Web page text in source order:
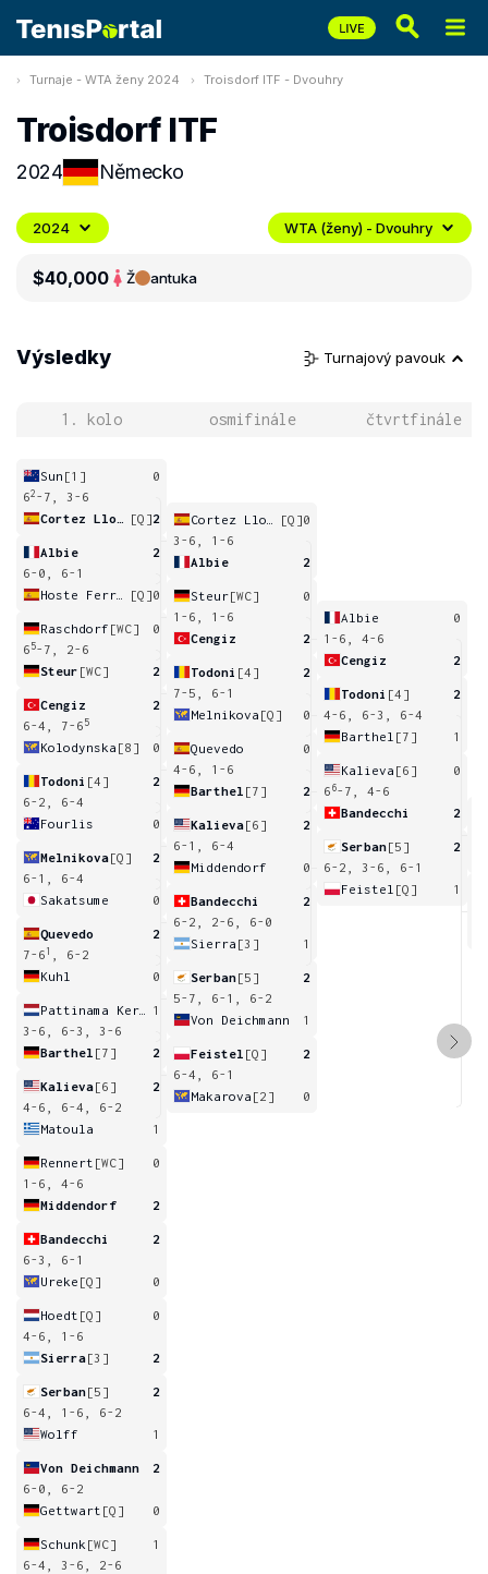
Turnaje - WTA ženy 2024 Troisdorf ITF - Dvouhry
Troisdorf ITF
2024 Německo
2024 WTA (ženy) - Dvouhry
$40,000 Ž antuka
Výsledky Turnajový pavouk
1. kolo osmifinále čtvrtfinále
Sun [1]
0
62 -7, 3-6
[Q]2
Albie
2
6-0, 6-1
[Q]0
Raschdorf [WC]
0
6 5-7, 2-6
Steur [WC] 2
Cengiz
2
6-4, 7-6 5
Kolodynska [8] 0
Todoni [4]
2
6-2, 6-4
Fourlis
0
Melnikova[Q]
2
6-1, 6-4
Sakatsume
0
Quevedo
2
7-6 1
, 6-2
Kuhl
0
1
3-6, 6-3, 3-6
Barthel [7] 2
Kalieva[6]
2
4-6, 6-4, 6-2
Matoula
1
Rennert [WC]
0
1-6, 4-6
Middendorf
2
Bandecchi
2
6-3, 6-1
Ureke [Q] 0
Hoedt [Q]
0
4-6, 1-6
Sierra[3] 2
Serban[5]
2
6-4, 1-6, 6-2
Wolff
1
Von Deichmann
2
6-0, 6-2
Gettwart [Q] 0
Schunk [WC]
1
6-4, 3-6, 2-6
[Q]0
3-6, 1-6
Albie
2
Steur[WC]
0
1-6, 1-6
Cengiz
2
Todoni [4]
2
7-5, 6-1
Melnikova [Q] 0
Quevedo
0
4-6, 1-6
Barthel [7] 2
Kalieva[6]
2
6-1, 6-4
Middendorf
0
Bandecchi
2
6-2, 2-6, 6-0
Sierra [3] 1
Serban[5]
2
5-7, 6-1, 6-2
Von Deichmann
1
Feistel [Q]
2
6-4, 6-1
Makarova [2] 0
Albie
0
1-6, 4-6
Cengiz
2
Todoni [4]
2
4-6, 6-3, 6-4
Barthel [7] 1
Kalieva [6]
0
6 6-7, 4-6
Bandecchi
2
Serban[5]
2
6-2, 3-6, 6-1
Feistel [Q] 1